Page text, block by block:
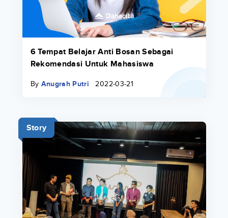
6 Tempat Belajar Anti Bosan Sebagai
Rekomendasi Untuk Mahasiswa
By Anugrah Putri 2022-03-21
Story